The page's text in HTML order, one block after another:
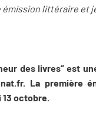
émission littéraire et
des livres” est
La première
13 octobre.